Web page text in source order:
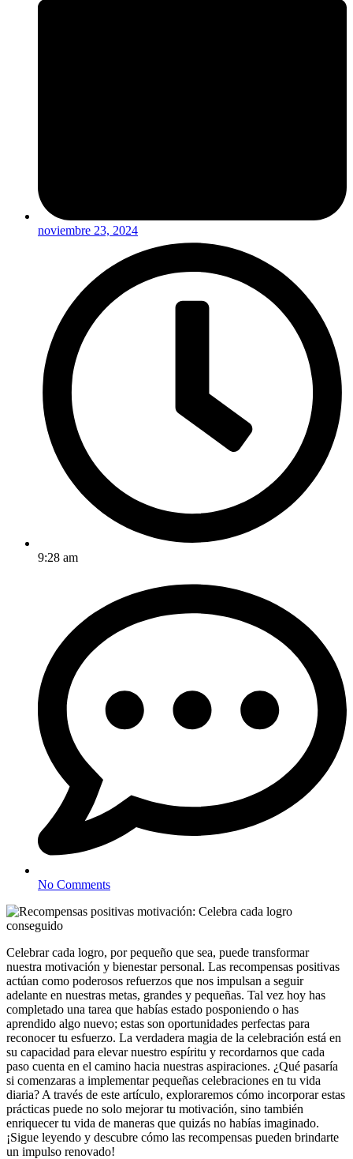
noviembre 23, 2024
9:28 am
No Comments
Celebrar cada logro, por pequeño que sea, puede transformar
nuestra motivación y bienestar personal. Las recompensas positivas
actúan como poderosos refuerzos que nos impulsan a seguir
adelante en nuestras metas, grandes y pequeñas. Tal vez hoy has
completado una tarea que habías estado posponiendo o has
aprendido algo nuevo; estas son oportunidades perfectas para
reconocer tu esfuerzo. La verdadera magia de la celebración está en
su capacidad para elevar nuestro espíritu y recordarnos que cada
paso cuenta en el camino hacia nuestras aspiraciones. ¿Qué pasaría
si comenzaras a implementar pequeñas celebraciones en tu vida
diaria? A través de este artículo, exploraremos cómo incorporar estas
prácticas puede no solo mejorar tu motivación, sino también
enriquecer tu vida de maneras que quizás no habías imaginado.
¡Sigue leyendo y descubre cómo las recompensas pueden brindarte
un impulso renovado!